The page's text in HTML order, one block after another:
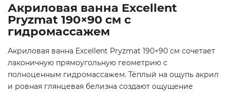
Акриловая ванна Excellent
Pryzmat 190×90 см с
гидромассажем
Акриловая ванна Excellent Pryzmat 190×90 см сочетает
лаконичную прямоугольную геометрию с
полноценным гидромассажем. Тёплый на ощупь акрил
и ровная глянцевая белизна создают ощущение